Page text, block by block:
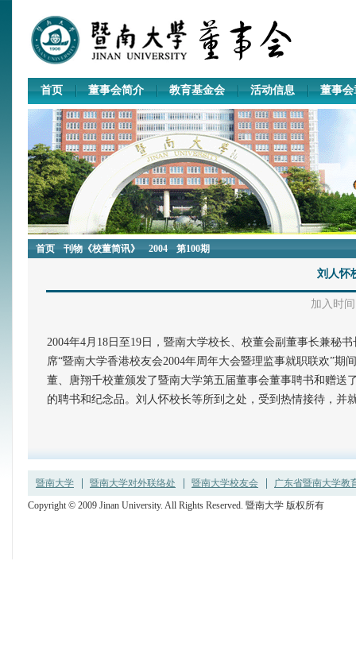
首页 董事会简介 教育基金会 活动信息 董事会
首页 刊物《校董简讯》 2004 第100期
刘人怀
加入时间
2004年4月18日至19日，暨南大学校长、校董会副董事长兼秘
席“暨南大学香港校友会2004年周年大会暨理监事就职联欢”
董、唐翔千校董颁发了暨南大学第五届董事会董事聘书和赠
的聘书和纪念品。刘人怀校长等所到之处，受到热情接待，并
暨南大学 暨南大学对外联络处 暨南大学校友会
广东省暨南大学教
Copyright © 2009 Jinan University. All Rights Reserved. 暨南大学 版权所有